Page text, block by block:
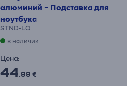
алюминий - Подставка для
ноутбука
STND-LQ
в наличии
Цена:
44.99 €